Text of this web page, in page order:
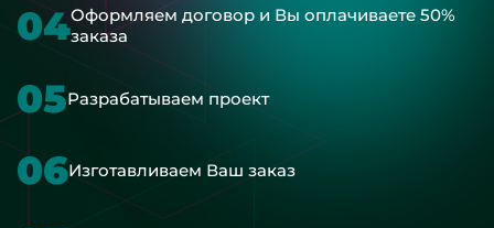
04Оформляем договор и Вы оплачиваете 50%
заказа
05Разрабатываем проект
06Изготавливаем Ваш заказ